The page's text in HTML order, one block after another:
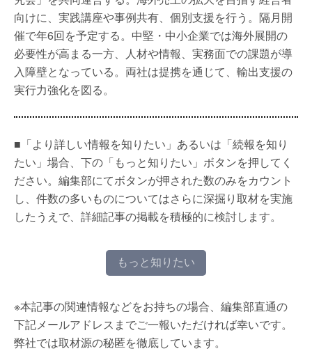
向けに、実践講座や事例共有、個別支援を行う。隔月開
催で年6回を予定する。中堅・中小企業では海外展開の
必要性が高まる一方、人材や情報、実務面での課題が導
入障壁となっている。両社は提携を通じて、輸出支援の
実行力強化を図る。
■「より詳しい情報を知りたい」あるいは「続報を知り
たい」場合、下の「もっと知りたい」ボタンを押してく
ださい。編集部にてボタンが押された数のみをカウント
し、件数の多いものについてはさらに深掘り取材を実施
したうえで、詳細記事の掲載を積極的に検討します。
もっと知りたい
※本記事の関連情報などをお持ちの場合、編集部直通の
下記メールアドレスまでご一報いただければ幸いです。
弊社では取材源の秘匿を徹底しています。